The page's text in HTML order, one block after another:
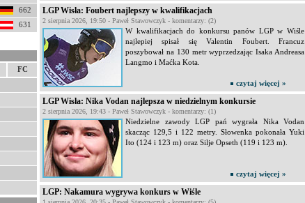
662
631
FC
LGP Wisła: Foubert najlepszy w kwalifikacjach
2 sierpnia 2026, 19:50 - Paweł Stawowczyk - komentarzy: (2)
W kwalifikacjach do konkursu panów LGP w Wiśle
najlepiej spisał się Valentin Foubert. Francuz
poszybował na 130 metr wyprzedzając Isaka Andreasa
Langmo i Maćka Kota.
czytaj więcej »
LGP Wisła: Nika Vodan najlepsza w niedzielnym konkursie
2 sierpnia 2026, 19:43 - Paweł Stawowczyk - komentarzy: (1)
Niedzielne zawody LGP pań wygrała Nika Vodan
skacząc 129,5 i 122 metry. Słowenka pokonała Yuki
Ito (124 i 123 m) oraz Silje Opseth (119 i 123 m).
czytaj więcej »
LGP: Nakamura wygrywa konkurs w Wiśle